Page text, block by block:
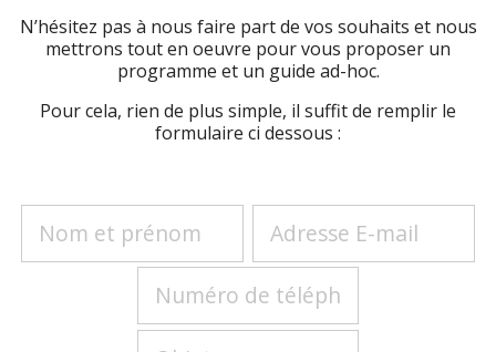
N’hésitez pas à nous faire part de vos souhaits et nous
mettrons tout en oeuvre pour vous proposer un
programme et un guide ad-hoc.
Pour cela, rien de plus simple, il suffit de remplir le
formulaire ci dessous :